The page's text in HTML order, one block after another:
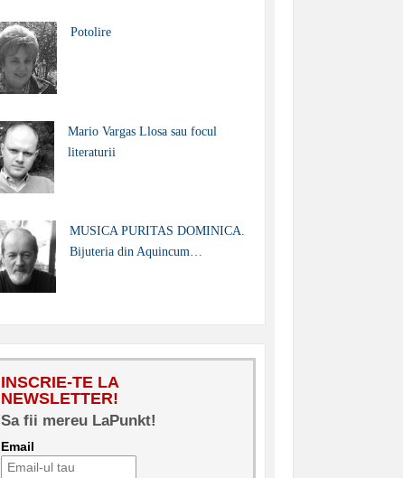
Potolire
Mario Vargas Llosa sau focul
literaturii
MUSICA PURITAS DOMINICA.
Bijuteria din Aquincum…
INSCRIE-TE LA
NEWSLETTER!
Sa fii mereu LaPunkt!
Email